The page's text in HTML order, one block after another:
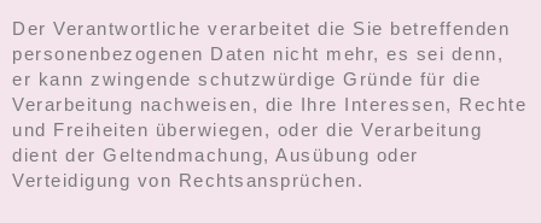
Der Verantwortliche verarbeitet die Sie betreffenden
personenbezogenen Daten nicht mehr, es sei denn,
er kann zwingende schutzwürdige Gründe für die
Verarbeitung nachweisen, die Ihre Interessen, Rechte
und Freiheiten überwiegen, oder die Verarbeitung
dient der Geltendmachung, Ausübung oder
Verteidigung von Rechtsansprüchen.